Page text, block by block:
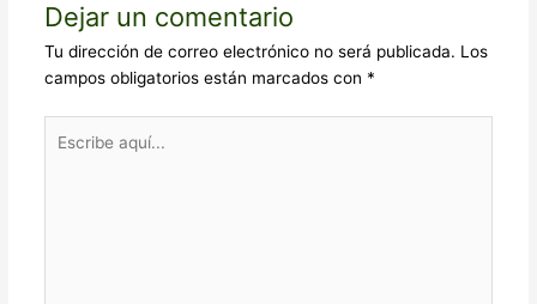
Dejar un comentario
Tu dirección de correo electrónico no será publicada. Los
campos obligatorios están marcados con *
aquí...